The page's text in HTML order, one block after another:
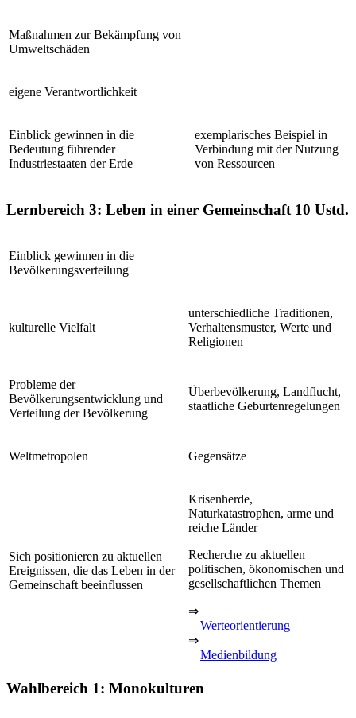
Maßnahmen zur Bekämpfung von
Umweltschäden
eigene Verantwortlichkeit
Einblick gewinnen in die
Bedeutung führender
Industriestaaten der Erde
exemplarisches Beispiel in
Verbindung mit der Nutzung
von Ressourcen
Lernbereich 3: Leben in einer Gemeinschaft 10 Ustd.
Einblick gewinnen in die
Bevölkerungsverteilung
kulturelle Vielfalt
unterschiedliche Traditionen,
Verhaltensmuster, Werte und
Religionen
Probleme der
Bevölkerungsentwicklung und
Verteilung der Bevölkerung
Überbevölkerung, Landflucht,
staatliche Geburtenregelungen
Weltmetropolen Gegensätze
Sich positionieren zu aktuellen
Ereignissen, die das Leben in der
Gemeinschaft beeinflussen
Krisenherde,
Naturkatastrophen, arme und
reiche Länder
Recherche zu aktuellen
politischen, ökonomischen und
gesellschaftlichen Themen
⇒
Werteorientierung
⇒
Medienbildung
Wahlbereich 1: Monokulturen